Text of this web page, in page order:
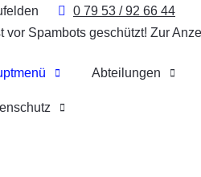
0 79 53 / 92 66 44
vor Spambots geschützt! Zur
Abteilungen